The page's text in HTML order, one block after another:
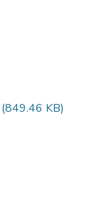
(849.46 KB)